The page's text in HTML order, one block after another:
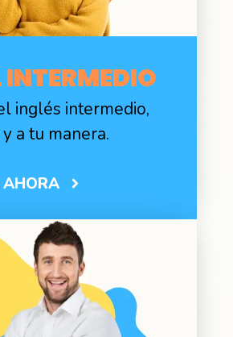
INTERMEDIO
inglés intermedio,
a tu manera.
AHORA